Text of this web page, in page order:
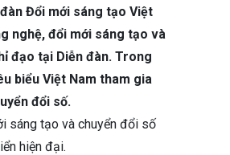
Đổi mới sáng tạo Việt
nghệ, đổi mới sáng tạo và
đạo tại Diễn đàn. Trong
biểu Việt Nam tham gia
đổi số.
sáng tạo và chuyển đổi số
hiện đại.